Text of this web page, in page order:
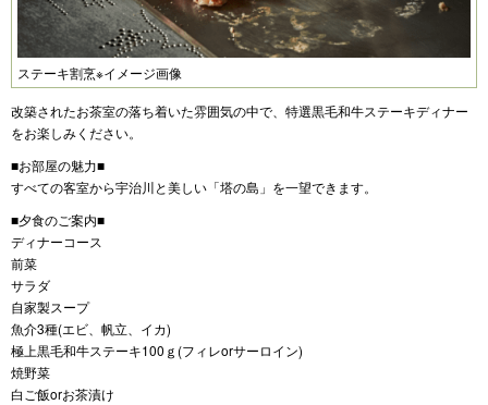
ステーキ割烹※イメージ画像
改築されたお茶室の落ち着いた雰囲気の中で、特選黒毛和牛ステーキディナー
をお楽しみください。
■お部屋の魅力■
すべての客室から宇治川と美しい「塔の島」を一望できます。
■夕食のご案内■
ディナーコース
前菜
サラダ
自家製スープ
魚介3種(エビ、帆立、イカ)
極上黒毛和牛ステーキ100ｇ(フィレorサーロイン)
焼野菜
白ご飯orお茶漬け